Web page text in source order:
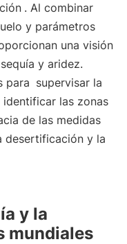
. Al combinar
y parámetros
una visión
y aridez.
para supervisar la
identificar las zonas
de las medidas
desertificación y la
y la
mundiales